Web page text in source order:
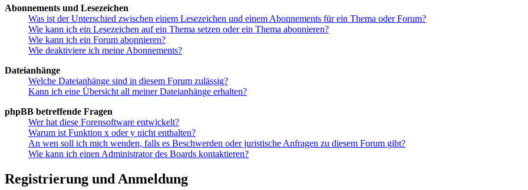
Abonnements und Lesezeichen
Was ist der Unterschied zwischen einem Lesezeichen und einem Abonnements für ein Thema oder Forum?
Wie kann ich ein Lesezeichen auf ein Thema setzen oder ein Thema abonnieren?
Wie kann ich ein Forum abonnieren?
Wie deaktiviere ich meine Abonnements?
Dateianhänge
Welche Dateianhänge sind in diesem Forum zulässig?
Kann ich eine Übersicht all meiner Dateianhänge erhalten?
phpBB betreffende Fragen
Wer hat diese Forensoftware entwickelt?
Warum ist Funktion x oder y nicht enthalten?
An wen soll ich mich wenden, falls es Beschwerden oder juristische Anfragen zu diesem Forum gibt?
Wie kann ich einen Administrator des Boards kontaktieren?
Registrierung und Anmeldung